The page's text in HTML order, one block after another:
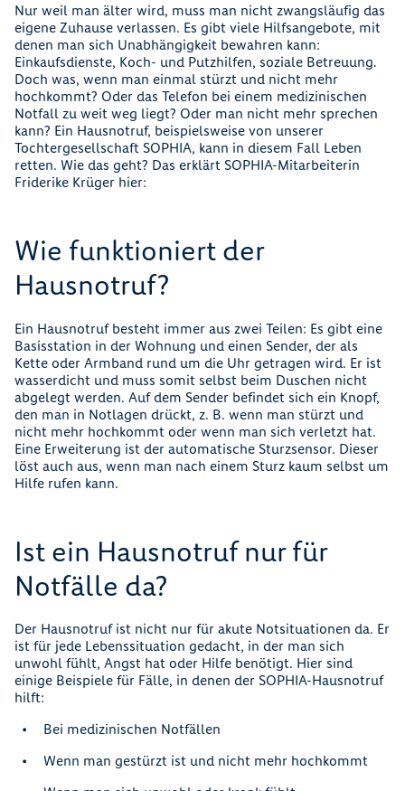
Nur weil man älter wird, muss man nicht zwangsläufig das
eigene Zuhause verlassen. Es gibt viele Hilfsangebote, mit
denen man sich Unabhängigkeit bewahren kann:
Einkaufsdienste, Koch- und Putzhilfen, soziale Betreuung.
Doch was, wenn man einmal stürzt und nicht mehr
hochkommt? Oder das Telefon bei einem medizinischen
Notfall zu weit weg liegt? Oder man nicht mehr sprechen
kann? Ein Hausnotruf, beispielsweise von unserer
Tochtergesellschaft SOPHIA, kann in diesem Fall Leben
retten. Wie das geht? Das erklärt SOPHIA-Mitarbeiterin
Friderike Krüger hier:
Wie funktioniert der
Hausnotruf?
Ein Hausnotruf besteht immer aus zwei Teilen: Es gibt eine
Basisstation in der Wohnung und einen Sender, der als
Kette oder Armband rund um die Uhr getragen wird. Er ist
wasserdicht und muss somit selbst beim Duschen nicht
abgelegt werden. Auf dem Sender befindet sich ein Knopf,
den man in Notlagen drückt, z. B. wenn man stürzt und
nicht mehr hochkommt oder wenn man sich verletzt hat.
Eine Erweiterung ist der automatische Sturzsensor. Dieser
löst auch aus, wenn man nach einem Sturz kaum selbst um
Hilfe rufen kann.
Ist ein Hausnotruf nur für
Notfälle da?
Der Hausnotruf ist nicht nur für akute Notsituationen da. Er
ist für jede Lebenssituation gedacht, in der man sich
unwohl fühlt, Angst hat oder Hilfe benötigt. Hier sind
einige Beispiele für Fälle, in denen der SOPHIA-Hausnotruf
hilft:
Bei medizinischen Notfällen
Wenn man gestürzt ist und nicht mehr hochkommt